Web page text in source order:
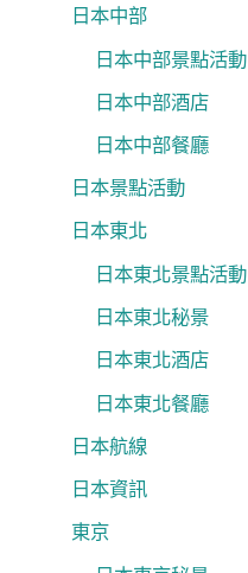
日本中部
日本中部景點活動
日本中部酒店
日本中部餐廳
日本景點活動
日本東北
日本東北景點活動
日本東北秘景
日本東北酒店
日本東北餐廳
日本航線
日本資訊
東京